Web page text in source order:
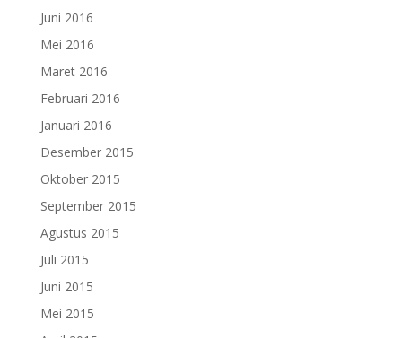
Juni 2016
Mei 2016
Maret 2016
Februari 2016
Januari 2016
Desember 2015
Oktober 2015
September 2015
Agustus 2015
Juli 2015
Juni 2015
Mei 2015